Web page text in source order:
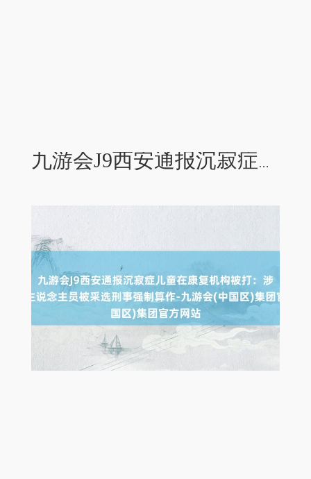
九游会J9西安通报沉寂症儿童在康复机构被打：涉事职责主说念主员被采选刑事强制算作-九游会(中国区)集团官方网站